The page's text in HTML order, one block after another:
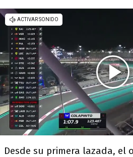
Desde su primera lazada, el